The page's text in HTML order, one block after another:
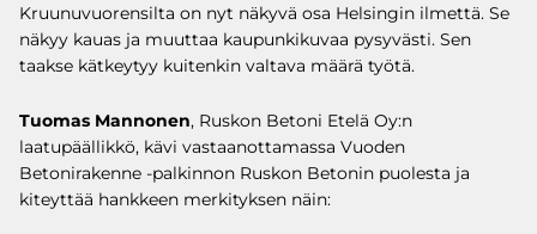
Kruunuvuorensilta on nyt näkyvä osa Helsingin ilmettä. Se
näkyy kauas ja muuttaa kaupunkikuvaa pysyvästi. Sen
taakse kätkeytyy kuitenkin valtava määrä työtä.
Tuomas Mannonen, Ruskon Betoni Etelä Oy:n
laatupäällikkö, kävi vastaanottamassa Vuoden
Betonirakenne -palkinnon Ruskon Betonin puolesta ja
kiteyttää hankkeen merkityksen näin: